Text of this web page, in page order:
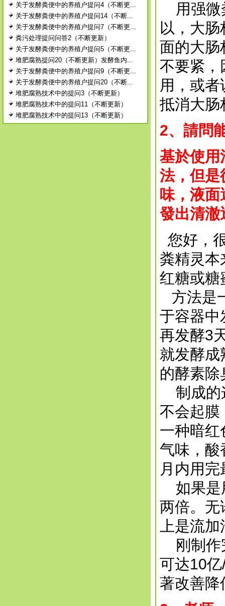
关于发酵粪便中的养殖户提问4（不断更...
关于发酵粪便中的养殖户提问14（不断...
关于发酵粪便中的养殖户提问7（不断更...
粪污处理提问问答2（不断更新）
关于发酵粪便中的养殖户提问5（不断更...
堆肥腐熟提问20（不断更新）发酵鱼内...
关于发酵粪便中的养殖户提问9（不断更...
关于发酵粪便中的养殖户提问20（不断...
堆肥腐熟技术中的提问3（不断更新）
堆肥腐熟技术中的提问11（不断更新）
堆肥腐熟技术中的提问13（不断更新）
用强微
以，大
面的大肠
不要紧，
用，或
抵消大肠
2、請問
基於使用
法，但是
味，液面
發出清澈
您好，
粪精灵本
红糖或糖
方法是
于容器中
再发酵3
就发酵成
的酵素
制成的
不会起膜
一种暗红
气味，酸
月内用
如果是
两倍。无
上是流
刚制作
可达10
著改善降